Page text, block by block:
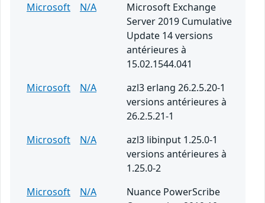
Microsoft
N/A
Microsoft Exchange
Server 2019 Cumulative
Update 14 versions
antérieures à
15.02.1544.041
Microsoft
N/A
azl3 erlang 26.2.5.20-1
versions antérieures à
26.2.5.21-1
Microsoft
N/A
azl3 libinput 1.25.0-1
versions antérieures à
1.25.0-2
Microsoft
N/A
Nuance PowerScribe